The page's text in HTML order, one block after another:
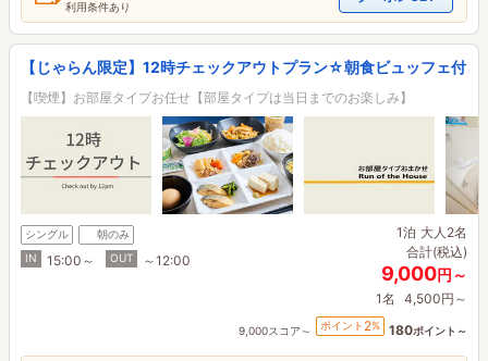
利用条件あり
【じゃらん限定】12時チェックアウトプラン☆朝食ビュッフェ付
【喫煙】お部屋タイプお任せ【部屋タイプは当日までのお楽しみ】
シングル
朝のみ
IN
15:00～ OUT ～12:00
1泊 大人2名
合計(税込)
9,000円～
1名 4,500円～
9,000スコア～ ポイント 2% 180ポイント～